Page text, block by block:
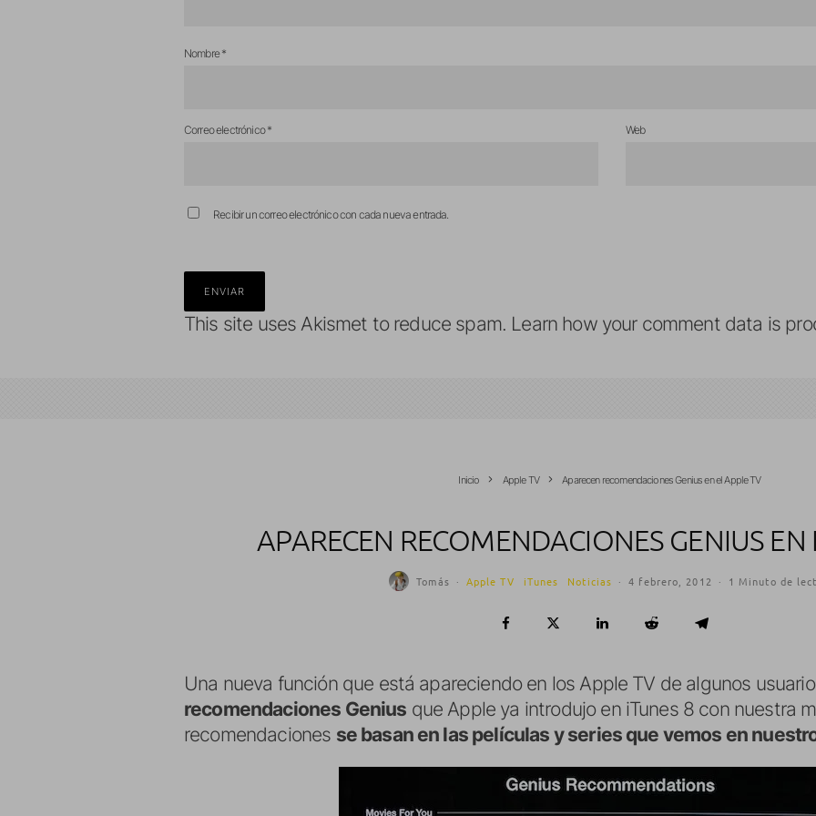
Nombre*
Correo electrónico* Web
Recibir un correo electrónico con cada nueva entrada.
This site uses Akismet to reduce spam. Learn how your comment data is
Inicio Apple TV Aparecen recomendaciones Genius en el Apple TV
APARECEN RECOMENDACIONES GENIUS EN
Tomás · Apple TV iTunes Noticias · 4 febrero, 2012 · 1 Minuto de
Una nueva función que está apareciendo en los Apple TV de algunos
recomendaciones Genius que Apple ya introdujo en iTunes 8 con nuestra
recomendaciones se basan en las películas y series que vemos en